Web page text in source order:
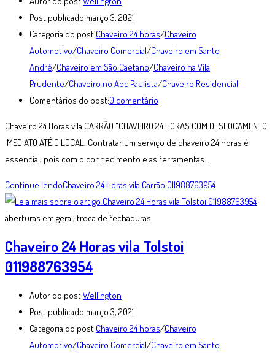
Post publicado:março 3, 2021
Categoria do post:Chaveiro 24 horas/Chaveiro
Automotivo/Chaveiro Comercial/Chaveiro em Santo
André/Chaveiro em São Caetano/Chaveiro na Vila
Prudente/Chaveiro no Abc Paulista/Chaveiro Residencial
Comentários do post:0 comentário
Chaveiro 24 Horas vila CARRÃO "CHAVEIRO 24 HORAS COM DESLOCAMENTO
IMEDIATO ATÉ O LOCAL. Contratar um serviço de chaveiro 24 horas é
essencial, pois com o conhecimento e as ferramentas…
Continue lendoChaveiro 24 Horas vila Carrão 011988763954
aberturas em geral, troca de fechaduras
Chaveiro 24 Horas vila Tolstoi
011988763954
Autor do post:Wellington
Post publicado:março 3, 2021
Categoria do post:Chaveiro 24 horas/Chaveiro
Automotivo/Chaveiro Comercial/Chaveiro em Santo